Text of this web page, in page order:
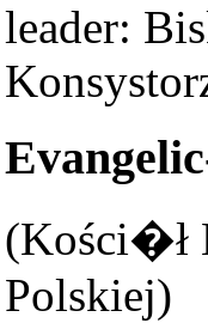
leader:
(Kości�ł
Polskiej)